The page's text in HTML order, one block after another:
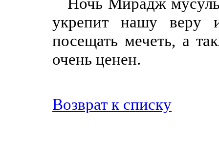
укрепит нашу веру
посещать мечеть, а
очень ценен.
Возврат к списку